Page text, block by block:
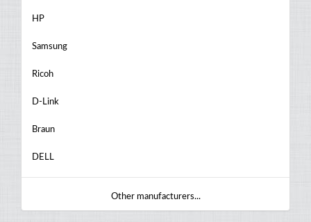
HP
Samsung
Ricoh
D-Link
Braun
DELL
Other manufacturers...